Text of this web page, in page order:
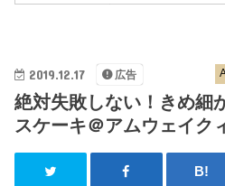
2019.12.17 広告
絶対失敗しない！きめ細
スケーキ＠アムウェイク